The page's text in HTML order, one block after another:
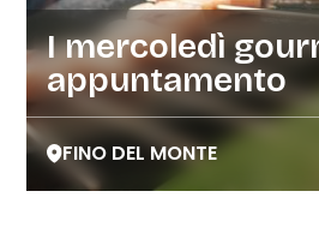
I mercoledì
appuntamento
FINO DEL MONTE